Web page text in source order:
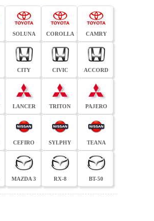
SOLUNA COROLLA CAMRY
CITY CIVIC ACCORD
LANCER TRITON PAJERO
CEFIRO SYLPHY TEANA
MAZDA 3 RX-8 BT-50